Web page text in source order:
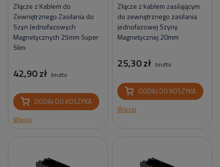
Złącze z Kablem do
Zewnętrznego Zasilania do
Szyn Jednofazowych
Magnetycznych 25mm Super
Slim
42,90 zł brutto
DODAJ DO KOSZYKA
Więcej
Złącze z kablem zasilającym
do zewnętrznego zasilania
jednofazowej Szyny
Magnetycznej 20mm
25,30 zł brutto
DODAJ DO KOSZYKA
Więcej